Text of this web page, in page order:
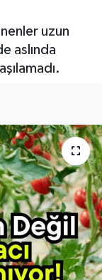
uzun
aslında